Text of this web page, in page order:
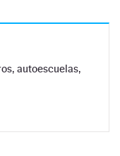
autoescuelas,